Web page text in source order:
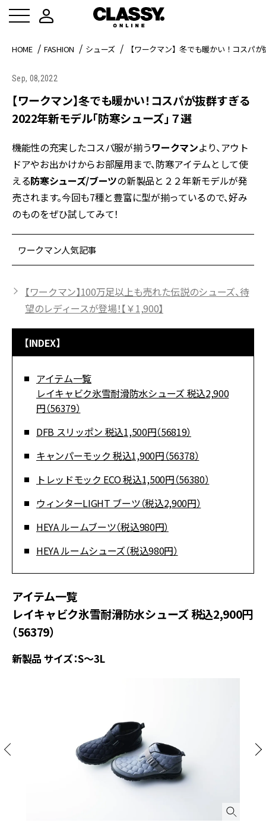
HOME FASHION シューズ 【ワークマン】冬でも暖かい！コスパ
Sep, 08,2022
【ワークマン】冬でも暖かい！コスパが抜群すぎる
2022年新モデル「防寒シューズ」７選
機能性の充実したコスパ服が揃うワークマンより、アウト
ドアやお出かけからお部屋用まで、防寒アイテムとして使
える防寒シューズ/ブーツの新製品と２２年新モデルが発
売されます。今回も7種と豊富に型が揃っているので、好み
のものをぜひ試してみて！
ワークマン人気記事
【ワークマン】100万足以上も売れた伝説のシューズ、待
望のレディースが登場！【￥1,900】
【INDEX】
アイテム一覧
レイキャビク氷雪耐滑防水シューズ 税込2,900
円（56379）
DFB スリッポン 税込1,500円（56819）
キャンパーモック 税込1,900円（56378）
トレッドモック ECO 税込1,500円（56380）
ウィンターLIGHT ブーツ（税込2,900円）
HEYA ルームブーツ（税込980円）
HEYA ルームシューズ（税込980円）
アイテム一覧
レイキャビク氷雪耐滑防水シューズ 税込2,900円
（56379）
新製品 サイズ：S～3L